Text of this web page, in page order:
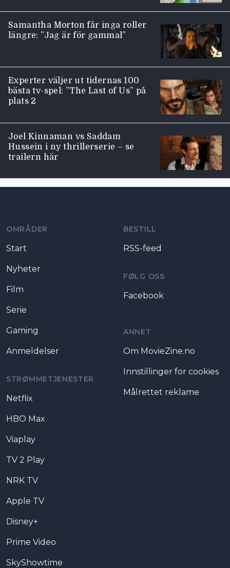
Samantha Morton får inga roller
längre: ”Jag är för gammal”
Experter väljer ut tidernas 100
bästa tv-spel: ”The Last of Us” på
plats 2
Joel Kinnaman vs Saddam
Hussein i ny thrillerserie – se
trailern här
OMRÅDER
Start
Nyheter
Film
Serie
Gaming
Anmeldelser
STRØMMETJENESTER
Netflix
HBO Max
Viaplay
TV 2 Play
NRK TV
Apple TV
Disney+
Prime Video
SkyShowtime
BESTILL
RSS-feed
FØLG OSS
Facebook
ANNET
Om MovieZine.no
Innstillinger for cookies
Målrettet reklame